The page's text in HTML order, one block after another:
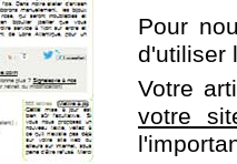
Pour
d'utiliser
Votre
votre